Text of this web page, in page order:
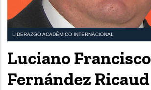
LIDERAZGO ACADÉMICO INTERNACIONAL
Luciano Francisco
Fernández Ricaud